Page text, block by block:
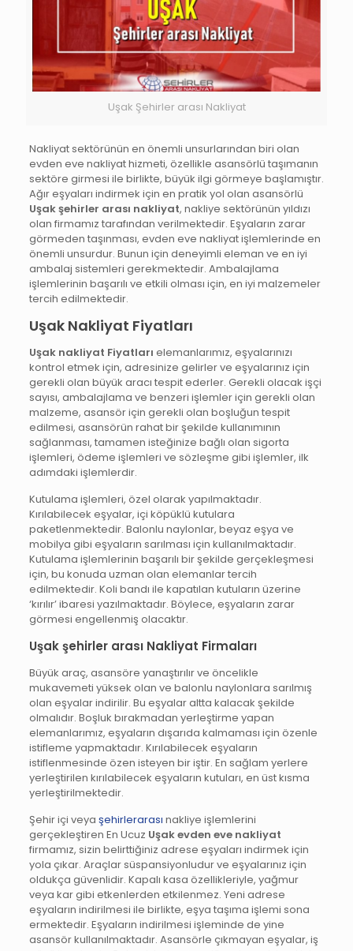
Uşak Şehirler arası Nakliyat
Nakliyat sektörünün en önemli unsurlarından biri olan
evden eve nakliyat hizmeti, özellikle asansörlü taşımanın
sektöre girmesi ile birlikte, büyük ilgi görmeye başlamıştır.
Ağır eşyaları indirmek için en pratik yol olan asansörlü
Uşak şehirler arası nakliyat, nakliye sektörünün yıldızı
olan firmamız tarafından verilmektedir. Eşyaların zarar
görmeden taşınması, evden eve nakliyat işlemlerinde en
önemli unsurdur. Bunun için deneyimli eleman ve en iyi
ambalaj sistemleri gerekmektedir. Ambalajlama
işlemlerinin başarılı ve etkili olması için, en iyi malzemeler
tercih edilmektedir.
Uşak Nakliyat Fiyatları
Uşak nakliyat Fiyatları elemanlarımız, eşyalarınızı
kontrol etmek için, adresinize gelirler ve eşyalarınız için
gerekli olan büyük aracı tespit ederler. Gerekli olacak işçi
sayısı, ambalajlama ve benzeri işlemler için gerekli olan
malzeme, asansör için gerekli olan boşluğun tespit
edilmesi, asansörün rahat bir şekilde kullanımının
sağlanması, tamamen isteğinize bağlı olan sigorta
işlemleri, ödeme işlemleri ve sözleşme gibi işlemler, ilk
adımdaki işlemlerdir.
Kutulama işlemleri, özel olarak yapılmaktadır.
Kırılabilecek eşyalar, içi köpüklü kutulara
paketlenmektedir. Balonlu naylonlar, beyaz eşya ve
mobilya gibi eşyaların sarılması için kullanılmaktadır.
Kutulama işlemlerinin başarılı bir şekilde gerçekleşmesi
için, bu konuda uzman olan elemanlar tercih
edilmektedir. Koli bandı ile kapatılan kutuların üzerine
‘kırılır’ ibaresi yazılmaktadır. Böylece, eşyaların zarar
görmesi engellenmiş olacaktır.
Uşak şehirler arası Nakliyat Firmaları
Büyük araç, asansöre yanaştırılır ve öncelikle
mukavemeti yüksek olan ve balonlu naylonlara sarılmış
olan eşyalar indirilir. Bu eşyalar altta kalacak şekilde
olmalıdır. Boşluk bırakmadan yerleştirme yapan
elemanlarımız, eşyaların dışarıda kalmaması için özenle
istifleme yapmaktadır. Kırılabilecek eşyaların
istiflenmesinde özen isteyen bir iştir. En sağlam yerlere
yerleştirilen kırılabilecek eşyaların kutuları, en üst kısma
yerleştirilmektedir.
Şehir içi veya şehirlerarası nakliye işlemlerini
gerçekleştiren En Ucuz Uşak evden eve nakliyat
firmamız, sizin belirttiğiniz adrese eşyaları indirmek için
yola çıkar. Araçlar süspansiyonludur ve eşyalarınız için
oldukça güvenlidir. Kapalı kasa özellikleriyle, yağmur
veya kar gibi etkenlerden etkilenmez. Yeni adrese
eşyaların indirilmesi ile birlikte, eşya taşıma işlemi sona
ermektedir. Eşyaların indirilmesi işleminde de yine
asansör kullanılmaktadır. Asansörle çıkmayan eşyalar, iş